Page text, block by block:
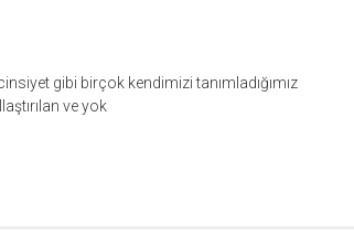
gibi birçok kendimizi tanımladığımız
ve yok